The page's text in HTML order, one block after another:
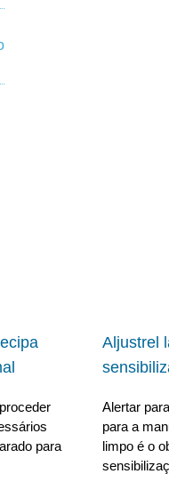
para
Aljustrel
Alertar
para a
limpo é o